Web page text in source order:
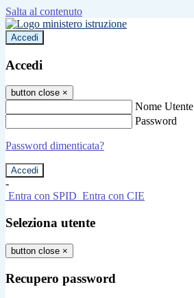
Salta al contenuto
Accedi
Accedi
button close ×
Nome Utente
Password
Password dimenticata?
-
Entra con SPID Entra con CIE
Seleziona utente
button close ×
Recupero password